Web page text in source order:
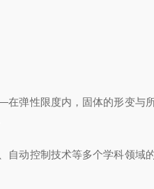
性限度内，固体的形变与
动控制技术等多个学科领域